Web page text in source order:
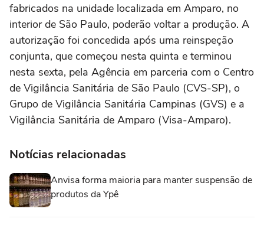
fabricados na unidade localizada em Amparo, no
interior de São Paulo, poderão voltar a produção. A
autorização foi concedida após uma reinspeção
conjunta, que começou nesta quinta e terminou
nesta sexta, pela Agência em parceria com o Centro
de Vigilância Sanitária de São Paulo (CVS-SP), o
Grupo de Vigilância Sanitária Campinas (GVS) e a
Vigilância Sanitária de Amparo (Visa-Amparo).
Notícias relacionadas
Anvisa forma maioria para manter suspensão de
produtos da Ypê